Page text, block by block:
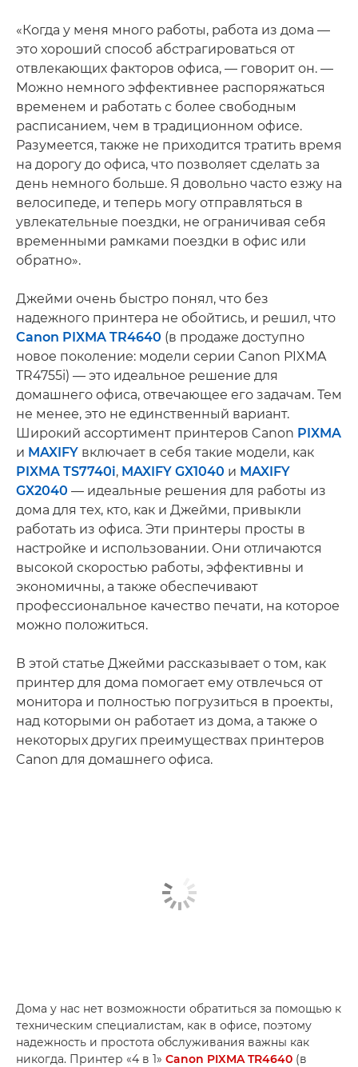
«Когда у меня много работы, работа из дома —
это хороший способ абстрагироваться от
отвлекающих факторов офиса, — говорит он. —
Можно немного эффективнее распоряжаться
временем и работать с более свободным
расписанием, чем в традиционном офисе.
Разумеется, также не приходится тратить время
на дорогу до офиса, что позволяет сделать за
день немного больше. Я довольно часто езжу на
велосипеде, и теперь могу отправляться в
увлекательные поездки, не ограничивая себя
временными рамками поездки в офис или
обратно».
Джейми очень быстро понял, что без
надежного принтера не обойтись, и решил, что
Canon PIXMA TR4640 (в продаже доступно
новое поколение: модели серии Canon PIXMA
TR4755i) — это идеальное решение для
домашнего офиса, отвечающее его задачам. Тем
не менее, это не единственный вариант.
Широкий ассортимент принтеров Canon PIXMA
и MAXIFY включает в себя такие модели, как
PIXMA TS7740i, MAXIFY GX1040 и MAXIFY
GX2040 — идеальные решения для работы из
дома для тех, кто, как и Джейми, привыкли
работать из офиса. Эти принтеры просты в
настройке и использовании. Они отличаются
высокой скоростью работы, эффективны и
экономичны, а также обеспечивают
профессиональное качество печати, на которое
можно положиться.
В этой статье Джейми рассказывает о том, как
принтер для дома помогает ему отвлечься от
монитора и полностью погрузиться в проекты,
над которыми он работает из дома, а также о
некоторых других преимуществах принтеров
Canon для домашнего офиса.
Дома у нас нет возможности обратиться за помощью к
техническим специалистам, как в офисе, поэтому
надежность и простота обслуживания важны как
никогда. Принтер «4 в 1» Canon PIXMA TR4640 (в